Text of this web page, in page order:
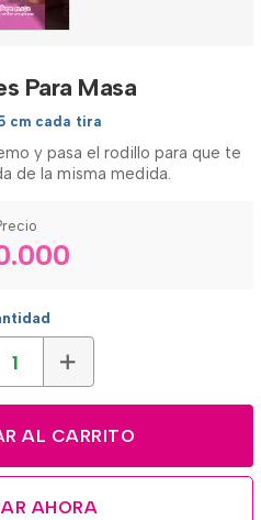
Para Masa
cm cada tira
y pasa el rodillo para que te
de la misma medida.
AL CARRITO
AHORA